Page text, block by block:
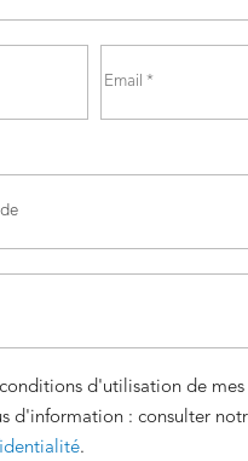
d'utilisation de mes
d'information : consulter
.